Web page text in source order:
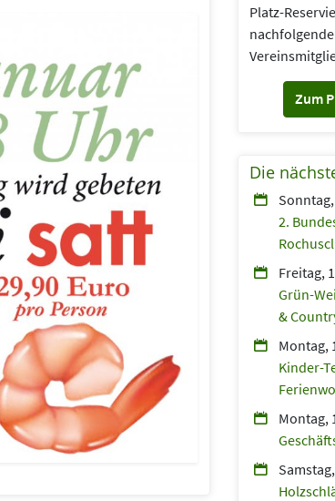
Platz-
Zum
Die
2.
Freitag,
Grün-
&
Montag,
Kinder-
Montag,